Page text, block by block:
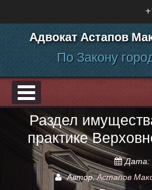
Адвокат Астапов
По Закону
Раздел
практике
Дата:
Автор:Астапов